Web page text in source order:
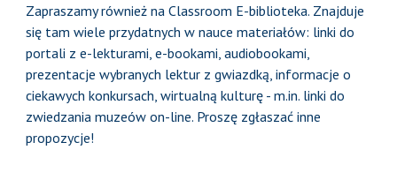
Zapraszamy również na Classroom E-biblioteka. Znajduje
się tam wiele przydatnych w nauce materiałów: linki do
portali z e-lekturami, e-bookami, audiobookami,
prezentacje wybranych lektur z gwiazdką, informacje o
ciekawych konkursach, wirtualną kulturę - m.in. linki do
zwiedzania muzeów on-line. Proszę zgłaszać inne
propozycje!